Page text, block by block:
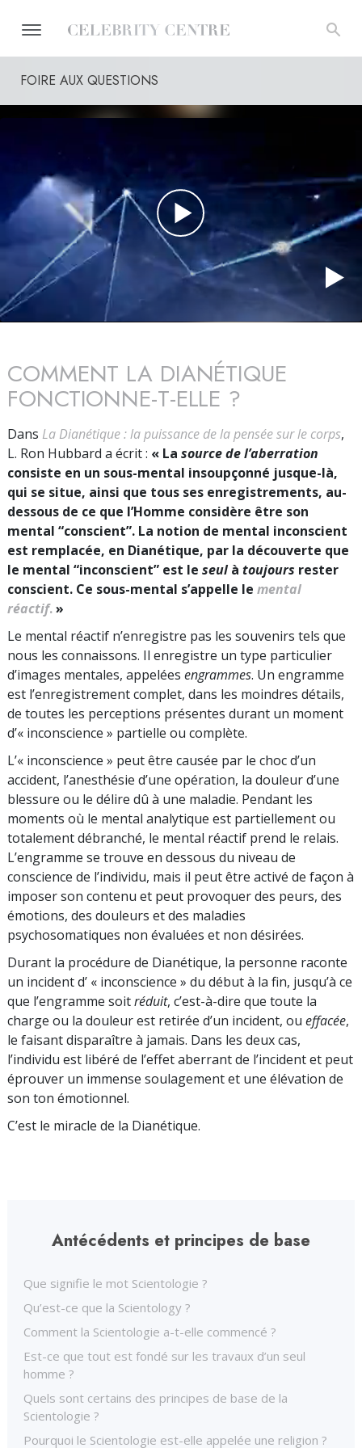
FOIRE AUX QUESTIONS
COMMENT LA DIANÉTIQUE
FONCTIONNE-T-ELLE ?
Dans La Dianétique : la puissance de la pensée sur le corps,
L. Ron Hubbard a écrit : « La source de l’aberration
consiste en un sous-mental insoupçonné jusque-là,
qui se situe, ainsi que tous ses enregistrements, au-
dessous de ce que l’Homme considère être son
mental “conscient”. La notion de mental inconscient
est remplacée, en Dianétique, par la découverte que
le mental “inconscient” est le seulà toujours rester
conscient. Ce sous-mental s’appelle le mental
réactif.»
Le mental réactif n’enregistre pas les souvenirs tels que
nous les connaissons. Il enregistre un type particulier
d’images mentales, appelées engrammes. Un engramme
est l’enregistrement complet, dans les moindres détails,
de toutes les perceptions présentes durant un moment
d’« inconscience » partielle ou complète.
L’« inconscience » peut être causée par le choc d’un
accident, l’anesthésie d’une opération, la douleur d’une
blessure ou le délire dû à une maladie. Pendant les
moments où le mental analytique est partiellement ou
totalement débranché, le mental réactif prend le relais.
L’engramme se trouve en dessous du niveau de
conscience de l’individu, mais il peut être activé de façon à
imposer son contenu et peut provoquer des peurs, des
émotions, des douleurs et des maladies
psychosomatiques non évaluées et non désirées.
Durant la procédure de Dianétique, la personne raconte
un incident d’ « inconscience » du début à la fin, jusqu’à ce
que l’engramme soitréduit, c’est-à-dire que toute la
charge ou la douleur est retirée d’un incident, ou effacée,
le faisant disparaître à jamais. Dans les deux cas,
l’individu est libéré de l’effet aberrant de l’incident et peut
éprouver un immense soulagement et une élévation de
son ton émotionnel.
C’est le miracle de la Dianétique.
Antécédents et principes de base
Que signifie le mot Scientologie ?
Qu’est-ce que la Scientology ?
Comment la Scientologie a-t-elle commencé ?
Est-ce que tout est fondé sur les travaux d’un seul
homme ?
Quels sont certains des principes de base de la
Scientologie ?
Pourquoi le Scientologie est-elle appelée une religion ?